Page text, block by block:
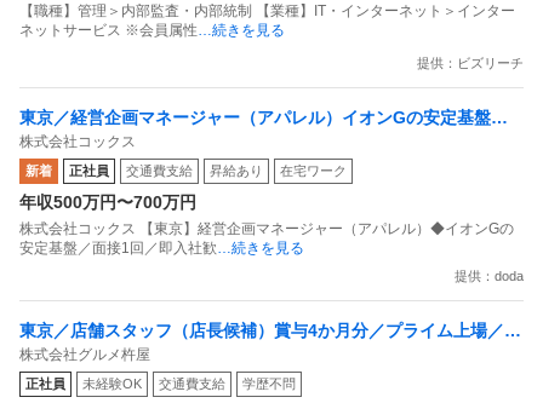
【職種】管理＞内部監査・内部統制 【業種】IT・インターネット＞インター
ネットサービス ※会員属性 …続きを見る
提供：ビズリーチ
東京／経営企画マネージャー（アパレル）イオンGの安定基盤／
面接1回／即入社歓迎
株式会社コックス
新着 正社員 交通費支給 昇給あり 在宅ワーク
年収500万円〜700万円
株式会社コックス 【東京】経営企画マネージャー（アパレル）◆イオンGの
安定基盤／面接1回／即入社歓 …続きを見る
提供：doda
東京／店舗スタッフ（店長候補）賞与4か月分／プライム上場／残
業月15H以下／新店オープン多数
株式会社グルメ杵屋
正社員 未経験OK 交通費支給 学歴不問